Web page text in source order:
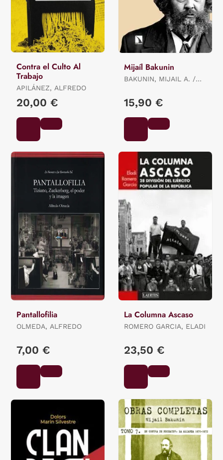
Contra el Culto Al
Trabajo
APILÁNEZ, ALFREDO
20,00 €
Mijaíl Bakunin
BAKUNIN, MIJAIL A. /
15,90 €
Pantallofilia
OLMEDA, ALFREDO
7,00 €
La Columna Ascaso
ROMERO GARCIA, ELADI
23,50 €